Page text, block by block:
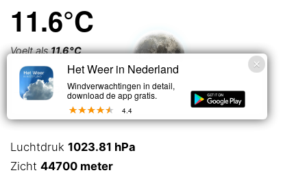
11.6°C
Voelt als11.6°C
Licht bewolkt
Luchtdruk 1023.81 hPa
Zicht 44700 meter
Het Weer in Nederland
Windverwachtingen in detail,
download de app gratis.
4.4